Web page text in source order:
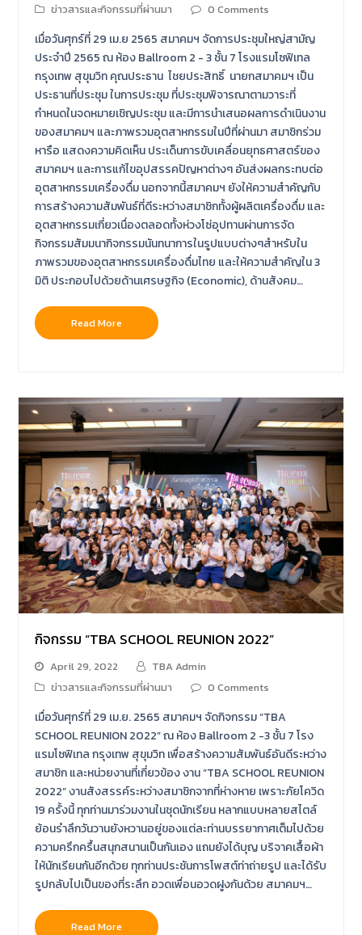
ข่าวสารและกิจกรรมที่ผ่านมา
0 Comments
เมื่อวันศุกร์ที่ 29 เม.ย 2565 สมาคมฯ จัดการประชุมใหญ่สามัญ
ประจำปี 2565 ณ ห้อง Ballroom 2 - 3 ชั้น 7 โรงแรมโซฟิเทล
กรุงเทพ สุขุมวิท คุณประธาน ไชยประสิทธิ์ นายกสมาคมฯ เป็น
ประธานที่ประชุม ในการประชุม ที่ประชุมพิจารณาตามวาระที่
กำหนดในจดหมายเชิญประชุม และมีการนำเสนอผลการดำเนินงาน
ของสมาคมฯ และภาพรวมอุตสาหกรรมในปีที่ผ่านมา สมาชิกร่วม
หารือ แสดงความคิดเห็น ประเด็นการขับเคลื่อนยุทธศาสตร์ของ
สมาคมฯ และการแก้ไขอุปสรรคปัญหาต่างๆ อันส่งผลกระทบต่อ
อุตสาหกรรมเครื่องดื่ม นอกจากนี้สมาคมฯ ยังให้ความสำคัญกับ
การสร้างความสัมพันธ์ที่ดีระหว่างสมาชิกทั้งผู้ผลิตเครื่องดื่ม และ
อุตสาหกรรมเกี่ยวเนื่องตลอดทั้งห่วงโซ่อุปทานผ่านการจัด
กิจกรรมสัมมนากิจกรรมนันทนาการในรูปแบบต่างๆสำหรับใน
ภาพรวมของอุตสาหกรรมเครื่องดื่มไทย และให้ความสำคัญใน 3
มิติ ประกอบไปด้วยด้านเศรษฐกิจ (Economic), ด้านสังคม…
Read More
กิจกรรม “TBA SCHOOL REUNION 2022”
April 29, 2022
TBA Admin
ข่าวสารและกิจกรรมที่ผ่านมา
0 Comments
เมื่อวันศุกร์ที่ 29 เม.ย. 2565 สมาคมฯ จัดกิจกรรม “TBA
SCHOOL REUNION 2022” ณ ห้อง Ballroom 2 -3 ชั้น 7 โรง
แรมโซฟิเทล กรุงเทพ สุขุมวิท เพื่อสร้างความสัมพันธ์อันดีระหว่าง
สมาชิก และหน่วยงานที่เกี่ยวข้อง งาน “TBA SCHOOL REUNION
2022” งานสังสรรค์ระหว่างสมาชิกจากที่ห่างหาย เพราะภัยโควิด
19 ครั้งนี้ ทุกท่านมาร่วมงานในชุดนักเรียน หลากแบบหลายสไตล์
ย้อนรำลึกวันวานยังหวานอยู่ของแต่ละท่านบรรยากาศเต็มไปด้วย
ความครึกครื้นสนุกสนานเป็นกันเอง แถมยังได้บุญ บริจาคเสื้อผ้า
ให้นักเรียนกันอีกด้วย ทุกท่านประชันการโพสต์ท่าถ่ายรูป และได้รับ
รูปกลับไปเป็นของที่ระลึก อวดเพื่อนอวดฝูงกันด้วย สมาคมฯ…
Read More